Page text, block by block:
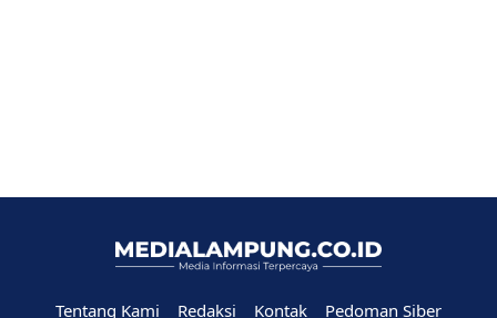
Tentang Kami Redaksi Kontak Pedoman Siber